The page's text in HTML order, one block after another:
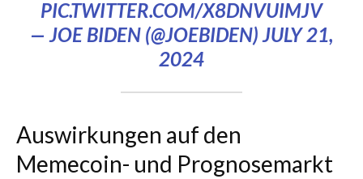
PIC.TWITTER.COM/X8DNVUIMJV
— JOE BIDEN (@JOEBIDEN)JULY 21,
2024
Auswirkungen auf den
Memecoin- und Prognosemarkt